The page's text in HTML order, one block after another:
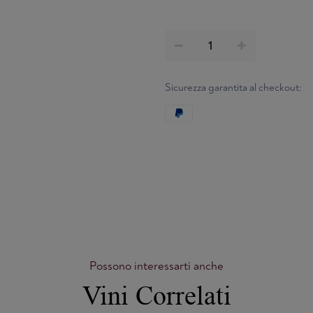
Sicurezza garantita al checkout:
Possono interessarti anche
Vini Correlati